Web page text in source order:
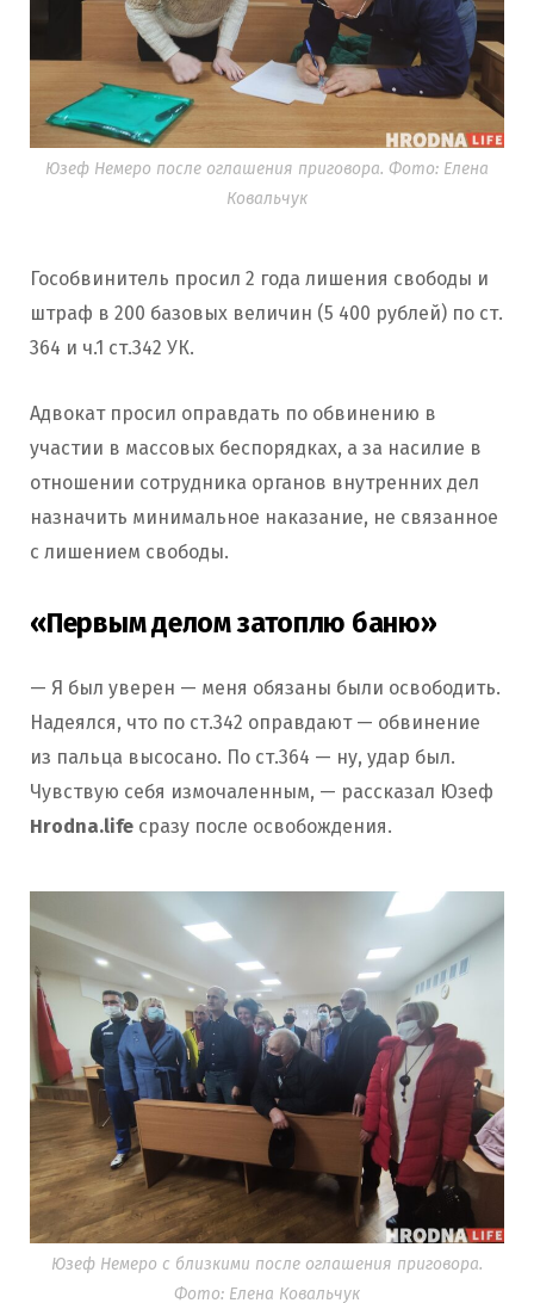
Юзеф Немеро после оглашения приговора. Фото: Елена
Ковальчук
Гособвинитель просил 2 года лишения свободы и
штраф в 200 базовых величин (5 400 рублей) по ст.
364 и ч.1 ст.342 УК.
Адвокат просил оправдать по обвинению в
участии в массовых беспорядках, а за насилие в
отношении сотрудника органов внутренних дел
назначить минимальное наказание, не связанное
с лишением свободы.
«Первым делом затоплю баню»
— Я был уверен — меня обязаны были освободить.
Надеялся, что по ст.342 оправдают — обвинение
из пальца высосано. По ст.364 — ну, удар был.
Чувствую себя измочаленным, — рассказал Юзеф
Hrodna.life сразу после освобождения.
Юзеф Немеро с близкими после оглашения приговора.
Фото: Елена Ковальчук